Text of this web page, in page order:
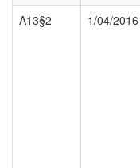
A13§2
1/04/2016